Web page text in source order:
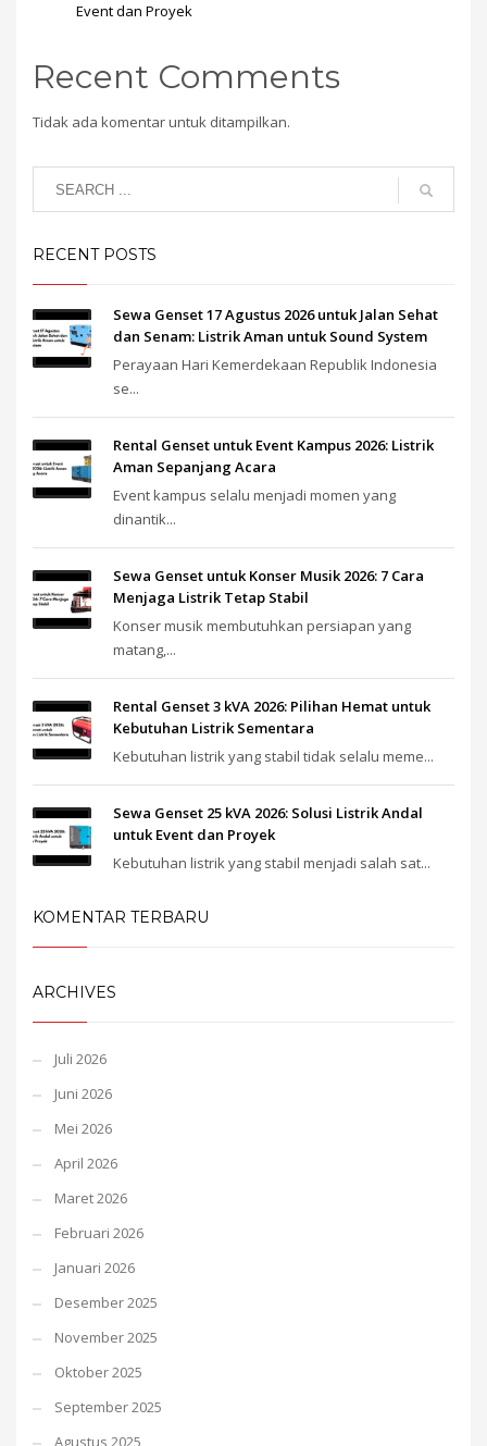
Event dan Proyek
Recent Comments
Tidak ada komentar untuk ditampilkan.
RECENT POSTS
Sewa Genset 17 Agustus 2026 untuk Jalan Sehat
dan Senam: Listrik Aman untuk Sound System
Perayaan Hari Kemerdekaan Republik Indonesia
se...
Rental Genset untuk Event Kampus 2026: Listrik
Aman Sepanjang Acara
Event kampus selalu menjadi momen yang
dinantik...
Sewa Genset untuk Konser Musik 2026: 7 Cara
Menjaga Listrik Tetap Stabil
Konser musik membutuhkan persiapan yang
matang,...
Rental Genset 3 kVA 2026: Pilihan Hemat untuk
Kebutuhan Listrik Sementara
Kebutuhan listrik yang stabil tidak selalu meme...
Sewa Genset 25 kVA 2026: Solusi Listrik Andal
untuk Event dan Proyek
Kebutuhan listrik yang stabil menjadi salah sat...
KOMENTAR TERBARU
ARCHIVES
Juli 2026
Juni 2026
Mei 2026
April 2026
Maret 2026
Februari 2026
Januari 2026
Desember 2025
November 2025
Oktober 2025
September 2025